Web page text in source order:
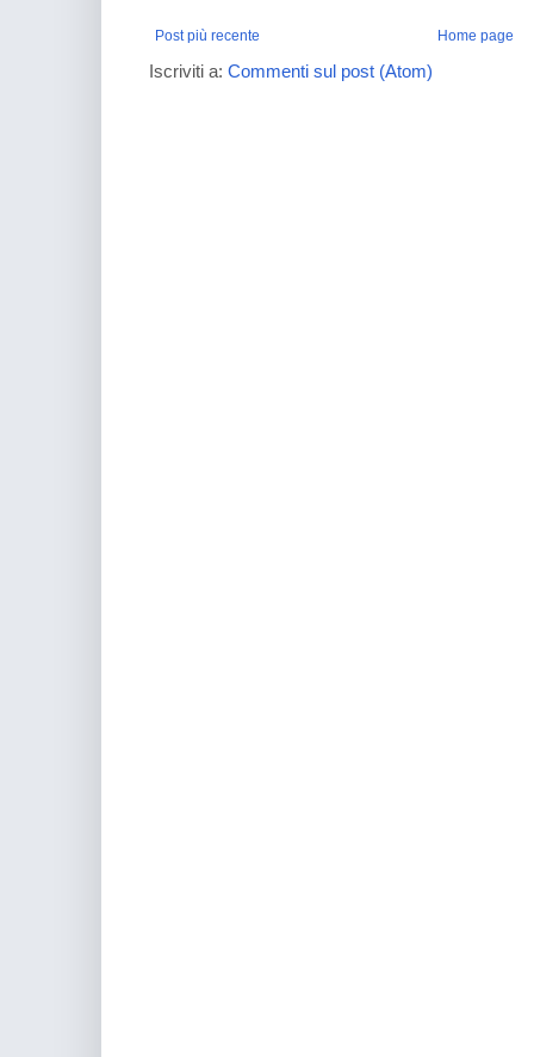
Post più recente Home page
Iscriviti a: Commenti sul post (Atom)